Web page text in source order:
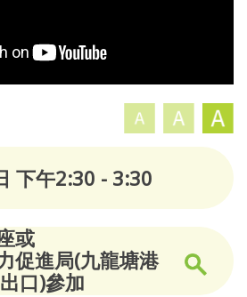
下午2:30 - 3:30
或
促進局(九龍塘港
口)參加